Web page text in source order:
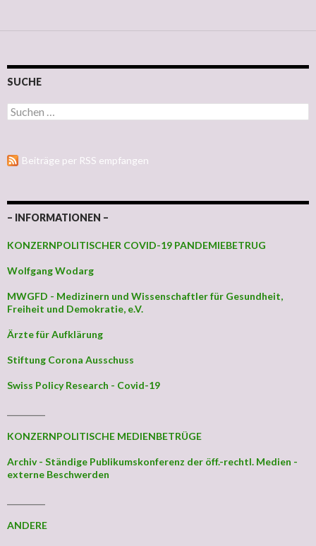
SUCHE
Suchen nach:
Beiträge per RSS empfangen
– INFORMATIONEN –
KONZERNPOLITISCHER COVID-19 PANDEMIEBETRUG
Wolfgang Wodarg
MWGFD - Medizinern und Wissenschaftler für Gesundheit,
Freiheit und Demokratie, e.V.
Ärzte für Aufklärung
Stiftung Corona Ausschuss
Swiss Policy Research - Covid-19
KONZERNPOLITISCHE MEDIENBETRÜGE
Archiv - Ständige Publikumskonferenz der öff.-rechtl. Medien -
externe Beschwerden
ANDERE